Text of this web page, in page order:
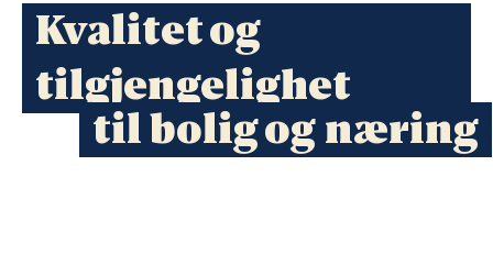
Kvalitet og
tilgjengelighet
til bolig og næring